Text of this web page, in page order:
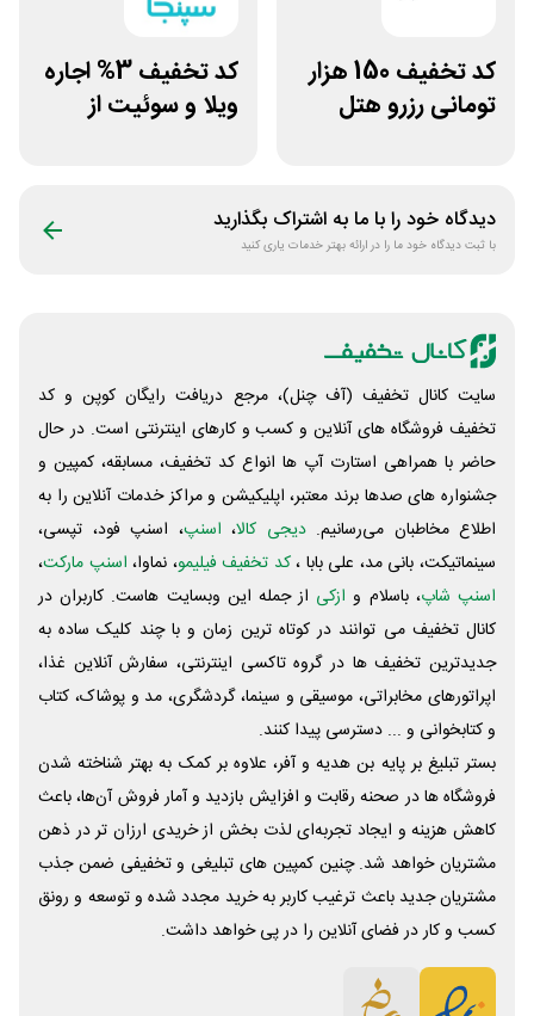
کد تخفیف 150 هزار
تومانی رزرو هتل
کد تخفیف 3% اجاره
ویلا و سوئیت از
دیدگاه خود را با ما به اشتراک بگذارید
با ثبت دیدگاه خود ما را در ارائه بهتر خدمات یاری کنید
سایت کانال تخفیف (آف چنل)، مرجع دریافت رایگان کوپن و کد
تخفیف فروشگاه های آنلاین و کسب و‌ کارهای اینترنتی است. در حال
حاضر با همراهی استارت آپ ها انواع کد تخفیف، مسابقه، کمپین و
جشنواره های صدها برند معتبر، اپلیکیشن و مراکز خدمات آنلاین را به
اطلاع مخاطبان می‌رسانیم. دیجی کالا، اسنپ، اسنپ فود، تپسی،
سینماتیکت، بانی مد، علی‌ بابا ،کد تخفیف فیلیمو، نماوا، اسنپ مارکت،
اسنپ شاپ، باسلام و ازکی از جمله این وبسایت ‌هاست. کاربران در
کانال تخفیف می توانند در کوتاه ترین زمان و با چند کلیک ساده به
جدیدترین تخفیف ها در گروه تاکسی اینترنتی، سفارش آنلاین غذا،
اپراتورهای مخابراتی، موسیقی و سینما، گردشگری، مد و پوشاک، کتاب
و کتابخوانی و ... دسترسی پیدا کنند.
بستر تبلیغ بر پایه بن هدیه و آفر، علاوه بر کمک به بهتر شناخته شدن
فروشگاه ها در صحنه رقابت و افزایش بازدید و آمار فروش آن‌ها، باعث
کاهش هزینه و ایجاد تجربه‌ای لذت بخش از خریدی ارزان تر در ذهن
مشتریان خواهد شد. چنین کمپین های تبلیغی و تخفیفی ضمن جذب
مشتریان جدید باعث ترغیب کاربر به خرید مجدد شده و توسعه و رونق
کسب و کار در فضای آنلاین را در پی خواهد داشت.